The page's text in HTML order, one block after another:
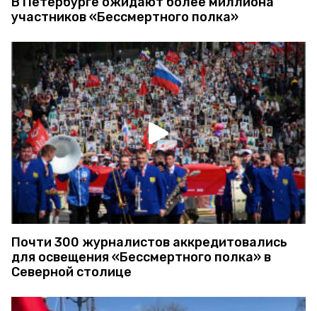
участников «Бессмертного полка»
Почти 300 журналистов аккредитовались
для освещения «Бессмертного полка» в
Северной столице